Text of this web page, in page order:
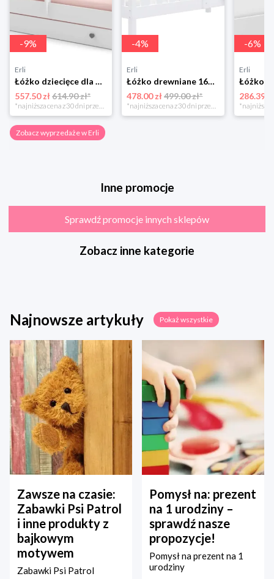
-9%
Erli
Łóżko dziecięce dla dziewczynki EmmaKOBI 160x80 białe z szufladą + materac
557.50 zł614.90 zł*
-4%
Erli
Łóżko drewniane 160x80 + materac BOBO P
478.00 zł 499.00 zł*
-6%
Erli
286.39 zł
Zobacz wyprzedaże w Erli
Inne promocje
Sprawdź promocje innych sklepów
Zobacz inne kategorie
Najnowsze artykuły Pokaż wszystkie
Zawsze na czasie:
Zabawki Psi Patrol
i inne produkty z
bajkowym
motywem
Zabawki Psi Patrol
Pomysł na: prezent
na 1 urodziny –
sprawdź nasze
propozycje!
Pomysł na prezent na 1
urodziny